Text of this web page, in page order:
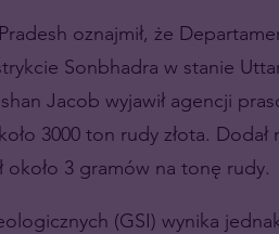
oznajmił, że
Sonbhadra w stanie
Jacob wyjawił agencji
3000 ton rudy złota. Dodał
około 3 gramów na tonę rudy.
(GSI) wynika